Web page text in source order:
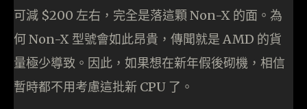
可減 $200 左右，完全是落這顆 Non-X 的面。為
何 Non-X 型號會如此昂貴，傳聞就是 AMD 的貨
量極少導致。因此，如果想在新年假後砌機，相信
暫時都不用考慮這批新 CPU 了。